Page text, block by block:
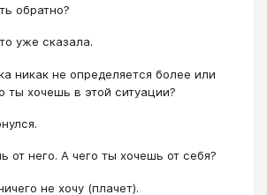
обратно?
уже сказала.
никак не определяется более или
ты хочешь в этой ситуации?
от него. А чего ты хочешь от себя?
не хочу (плачет).